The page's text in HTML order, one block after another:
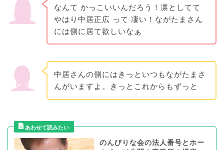
なんて かっこいいんだろう！凛としてて
やはり中居正広 って 凄い！ながたまさん
には側に居て欲しいなぁ
中居さんの側にはきっといつもながたまさ
んがいますよ。きっとこれからもずっと
のんびりな会の法人番号とホー